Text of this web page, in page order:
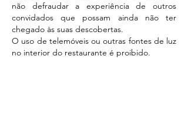
não defraudar a experiência de outros
convidados que possam ainda não ter
chegado às suas descobertas.
O uso de telemóveis ou outras fontes de luz
no interior do restaurante é proibido.